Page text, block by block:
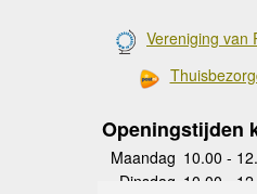
Vereniging van
Openingstijden
Maandag 10.00 -
Dinsdag 10.00 -